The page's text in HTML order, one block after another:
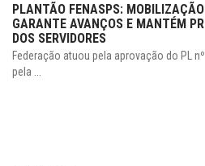
PLANTÃO FENASPS:
GARANTE AVANÇOS E MANTÉM
DOS SERVIDORES
Federação atuou pela aprovação do PL
pela ...